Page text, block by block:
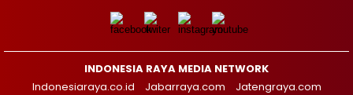
INDONESIA RAYA MEDIA NETWORK
Indonesiaraya.co.id
Jabarraya.com
Jatengraya.com